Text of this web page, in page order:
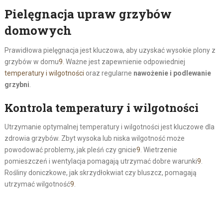
Pielęgnacja upraw grzybów
domowych
Prawidłowa pielęgnacja jest kluczowa, aby uzyskać wysokie plony z
grzybów w domu9 . Ważne jest zapewnienie odpowiedniej
temperatury i wilgotności oraz regularne nawożenie i podlewanie
grzybni
Kontrola temperatury i wilgotności
Utrzymanie optymalnej temperatury i wilgotności jest kluczowe dla
zdrowia grzybów. Zbyt wysoka lub niska wilgotność może
powodować problemy, jak pleśń czy gnicie9 . Wietrzenie
pomieszczeń i wentylacja pomagają utrzymać dobre warunki9
Rośliny doniczkowe, jak skrzydłokwiat czy bluszcz, pomagają
utrzymać wilgotność9